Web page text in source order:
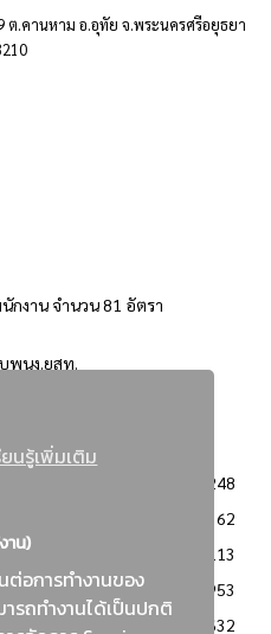
ยนรู้เพิ่มเติม
าน)
ต่อการทำงานของ
ารถทำงานได้เป็นปกติ
.คานหาม อ.อุทัย จ.พระนครศรีอยุธยา
งาน จำนวน 81 อัตรา
บพนง.ยสท.
3248
2362
2113
1953
ดซื้อจัดจ้าง
1632